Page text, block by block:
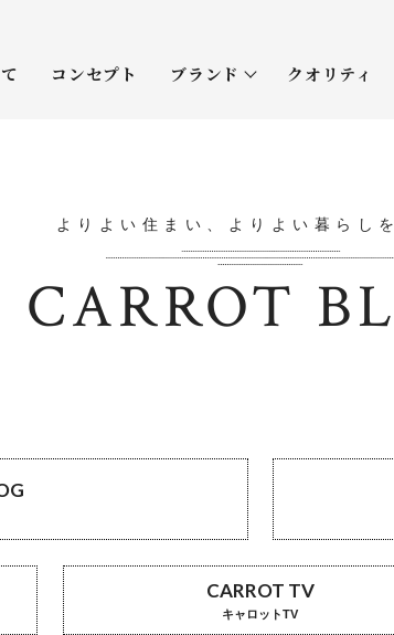
コンセプト ブランド
平屋
クオリティ
よりよい住まい、よりよい暮らし
CARROT
CARROT TV
キャロットTV